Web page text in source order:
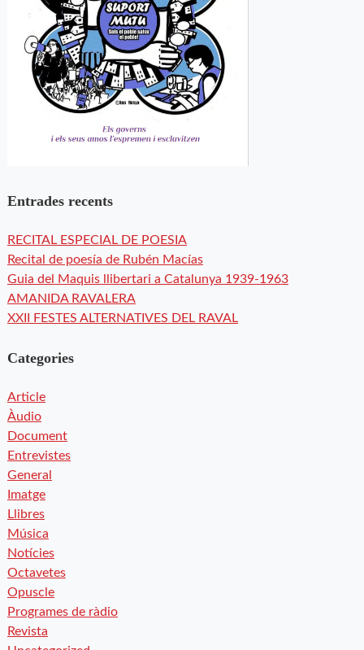
Entrades recents
RECITAL ESPECIAL DE POESIA
Recital de poesía de Rubén Macías
Guia del Maquis llibertari a Catalunya 1939-1963
AMANIDA RAVALERA
XXII FESTES ALTERNATIVES DEL RAVAL
Categories
Article
Àudio
Document
Entrevistes
General
Imatge
Llibres
Música
Notícies
Octavetes
Opuscle
Programes de ràdio
Revista